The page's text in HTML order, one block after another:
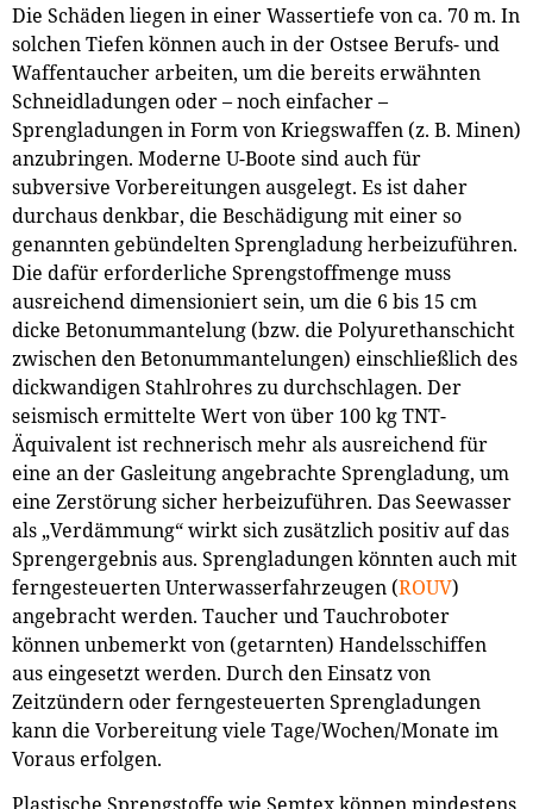
Die Schäden liegen in einer Wassertiefe von ca. 70 m. In
solchen Tiefen können auch in der Ostsee Berufs- und
Waffentaucher arbeiten, um die bereits erwähnten
Schneidladungen oder – noch einfacher –
Sprengladungen in Form von Kriegswaffen (z. B. Minen)
anzubringen. Moderne U-Boote sind auch für
subversive Vorbereitungen ausgelegt. Es ist daher
durchaus denkbar, die Beschädigung mit einer so
genannten gebündelten Sprengladung herbeizuführen.
Die dafür erforderliche Sprengstoffmenge muss
ausreichend dimensioniert sein, um die 6 bis 15 cm
dicke Betonummantelung (bzw. die Polyurethanschicht
zwischen den Betonummantelungen) einschließlich des
dickwandigen Stahlrohres zu durchschlagen. Der
seismisch ermittelte Wert von über 100 kg TNT-
Äquivalent ist rechnerisch mehr als ausreichend für
eine an der Gasleitung angebrachte Sprengladung, um
eine Zerstörung sicher herbeizuführen. Das Seewasser
als „Verdämmung“ wirkt sich zusätzlich positiv auf das
Sprengergebnis aus. Sprengladungen könnten auch mit
ferngesteuerten Unterwasserfahrzeugen (ROUV)
angebracht werden. Taucher und Tauchroboter
können unbemerkt von (getarnten) Handelsschiffen
aus eingesetzt werden. Durch den Einsatz von
Zeitzündern oder ferngesteuerten Sprengladungen
kann die Vorbereitung viele Tage/Wochen/Monate im
Voraus erfolgen.